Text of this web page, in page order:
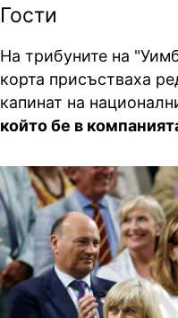
Гости
На трибуните на
корта присъстваха
капинат на
който бе в